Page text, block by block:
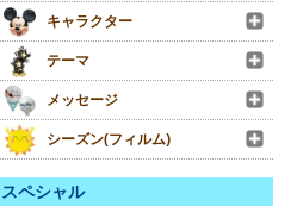
キャラクター
テーマ
メッセージ
シーズン(フィルム)
スペシャル